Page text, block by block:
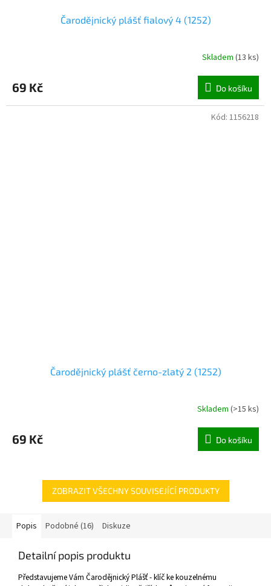
Čarodějnický plášť fialový 4 (1252)
Skladem (13 ks)
69 Kč Do košíku
Čarodějnický plášť černo-zlatý 2 (1252)
Skladem (>15 ks)
69 Kč Do košíku
Kód: 1156218
ZOBRAZIT VŠECHNY SOUVISEJÍCÍ PRODUKTY
Popis Podobné (16) Diskuze
Detailní popis produktu
Představujeme Vám Čarodějnický Plášť - klíč ke kouzelnému